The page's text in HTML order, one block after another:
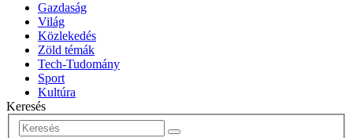
Gazdaság
Világ
Közlekedés
Zöld témák
Tech-Tudomány
Sport
Kultúra
Keresés